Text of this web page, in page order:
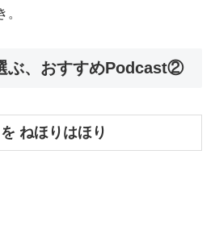
ぶ、おすすめPodcast②
ねほりはほり